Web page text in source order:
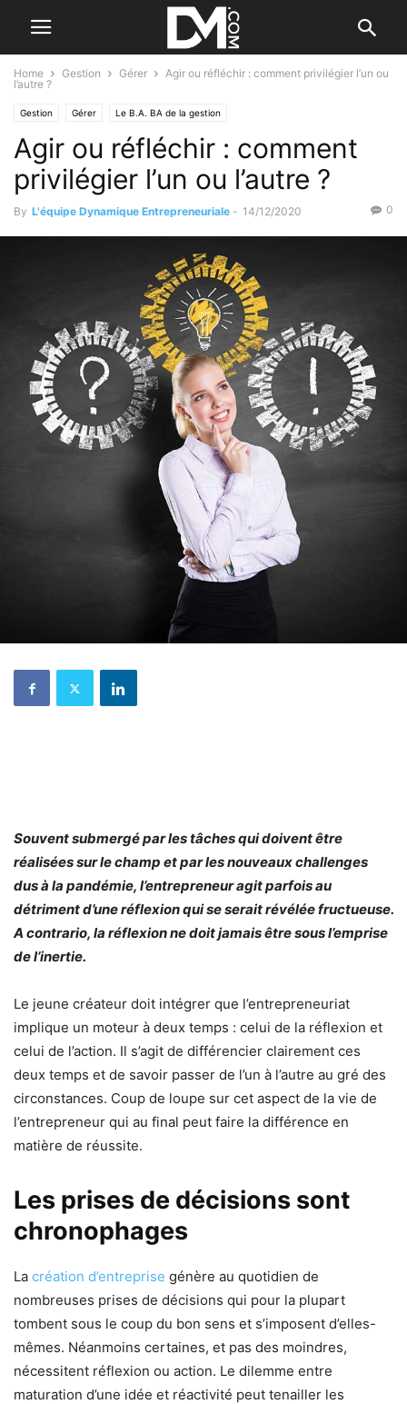
Home Gestion Gérer
Agir ou réfléchir : comment privilégier l’un ou
l’autre ?
Gestion Gérer Le B.A. BA de la gestion
Agir ou réfléchir : comment
privilégier l’un ou l’autre ?
By L'équipe Dynamique Entrepreneuriale - 14/12/2020 0
Souvent submergé par les tâches qui doivent être
réalisées sur le champ et par les nouveaux challenges
dus à la pandémie, l’entrepreneur agit parfois au
détriment d’une réflexion qui se serait révélée fructueuse.
A contrario, la réflexion ne doit jamais être sous l’emprise
de l’inertie.
Le jeune créateur doit intégrer que l’entrepreneuriat
implique un moteur à deux temps : celui de la réflexion et
celui de l’action. Il s’agit de différencier clairement ces
deux temps et de savoir passer de l’un à l’autre au gré des
circonstances. Coup de loupe sur cet aspect de la vie de
l’entrepreneur qui au final peut faire la différence en
matière de réussite.
Les prises de décisions sont
chronophages
La création d’entreprise génère au quotidien de
nombreuses prises de décisions qui pour la plupart
tombent sous le coup du bon sens et s’imposent d’elles-
mêmes. Néanmoins certaines, et pas des moindres,
nécessitent réflexion ou action. Le dilemme entre
maturation d’une idée et réactivité peut tenailler les